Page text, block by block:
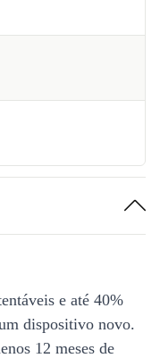
e até 40%
dispositivo novo.
12 meses de